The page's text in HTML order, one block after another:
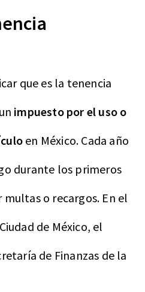
que es la tenencia
impuesto por el uso o
en México. Cada año
durante los primeros
o recargos. En el
de México, el
de Finanzas de la